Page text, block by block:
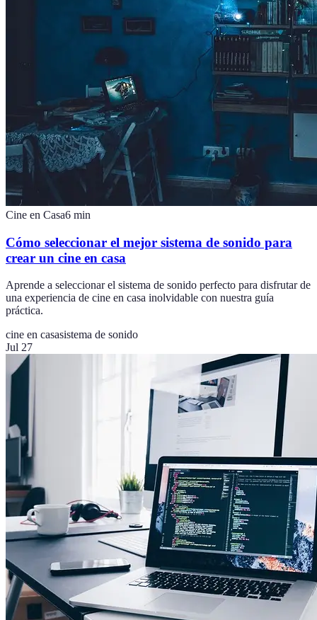
Cine en Casa6 min
Cómo seleccionar el mejor sistema de sonido para
crear un cine en casa
Aprende a seleccionar el sistema de sonido perfecto para disfrutar de
una experiencia de cine en casa inolvidable con nuestra guía
práctica.
cine en casasistema de sonido
Jul 27